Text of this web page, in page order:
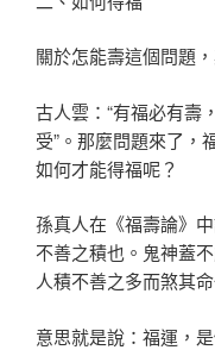
關於怎能壽這個問題
古人雲：“有福必有壽
受”。那麼問題來了，
如何才能得福呢？
孫真人在《福壽論》
不善之積也。鬼神蓋
人積不善之多而煞其
意思就是說：福運，